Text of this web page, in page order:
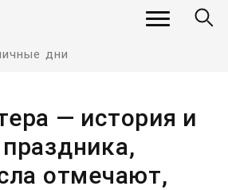
дни
— история и
отмечают,